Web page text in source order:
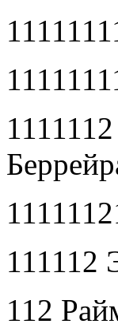
111112
112